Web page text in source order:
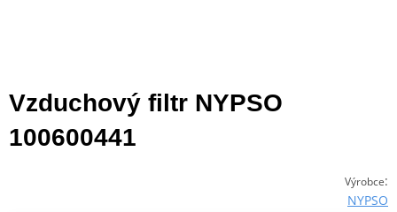
Vzduchový filtr NYPSO
100600441
Výrobce:
NYPSO